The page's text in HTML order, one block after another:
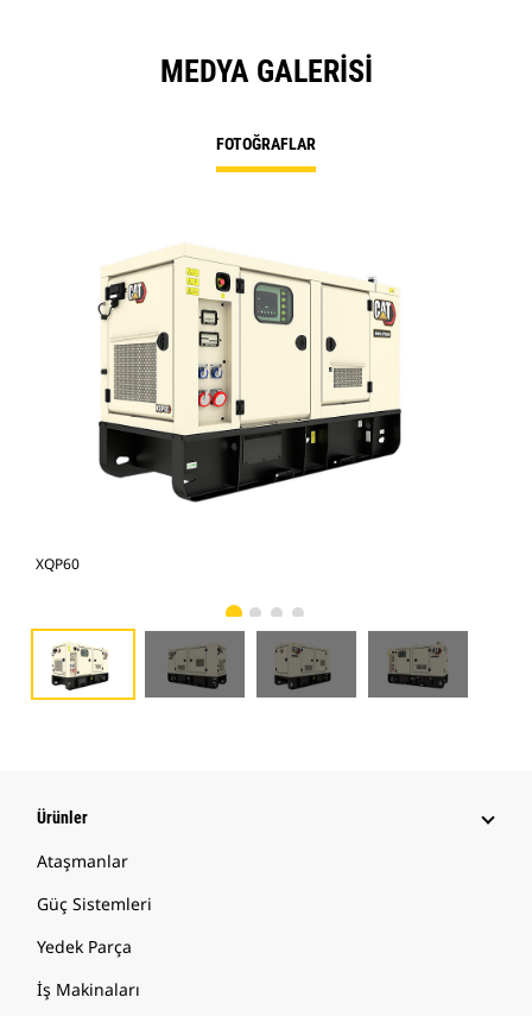
MEDYA GALERISI
FOTOĞRAFLAR
XQP60
Ürünler
Ataşmanlar
Güç Sistemleri
Yedek Parça
İş Makinaları